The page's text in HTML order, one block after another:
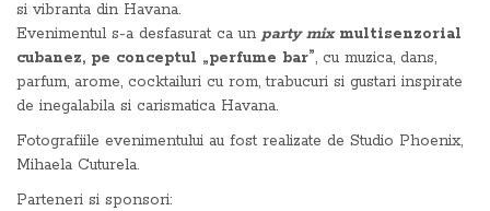
si vibranta din Havana.
Evenimentul s-a desfasurat ca un party mixmultisenzorial
cubanez, pe conceptul „perfume bar”, cu muzica, dans,
parfum, arome, cocktailuri cu rom, trabucuri si gustari inspirate
de inegalabila si carismatica Havana.
Fotografiile evenimentului au fost realizate de Studio Phoenix,
Mihaela Cuturela.
Parteneri si sponsori: